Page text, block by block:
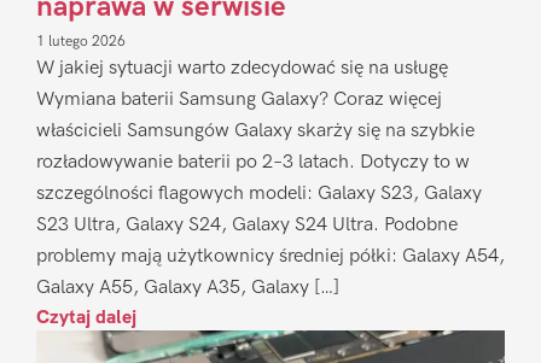
naprawa w serwisie
1 lutego 2026
W jakiej sytuacji warto zdecydować się na usługę
Wymiana baterii Samsung Galaxy? Coraz więcej
właścicieli Samsungów Galaxy skarży się na szybkie
rozładowywanie baterii po 2–3 latach. Dotyczy to w
szczególności flagowych modeli: Galaxy S23, Galaxy
S23 Ultra, Galaxy S24, Galaxy S24 Ultra. Podobne
problemy mają użytkownicy średniej półki: Galaxy A54,
Galaxy A55, Galaxy A35, Galaxy […]
Czytaj dalej